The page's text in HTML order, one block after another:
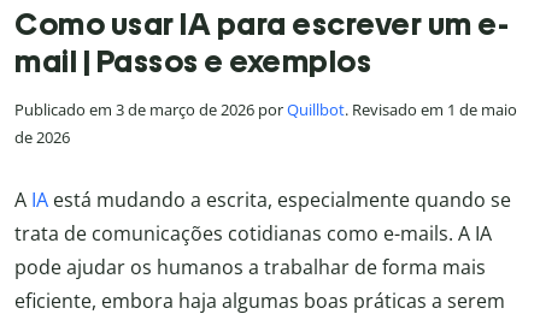
Como usar IA para escrever um e-
mail | Passos e exemplos
Publicado em 3 de março de 2026 porQuillbot. Revisado em 1 de maio
de 2026
A IA está mudando a escrita, especialmente quando se
trata de comunicações cotidianas como e-mails. A IA
pode ajudar os humanos a trabalhar de forma mais
eficiente, embora haja algumas boas práticas a serem